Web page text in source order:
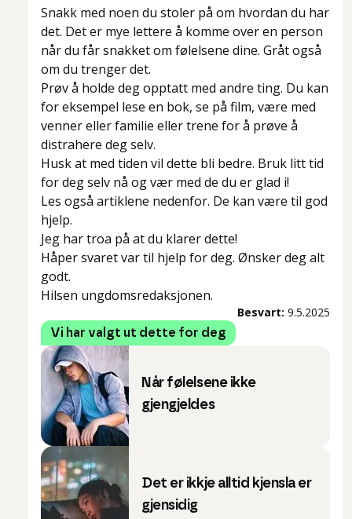
Snakk med noen du stoler på om hvordan du har
det. Det er mye lettere å komme over en person
når du får snakket om følelsene dine. Gråt også
om du trenger det.
Prøv å holde deg opptatt med andre ting. Du kan
for eksempel lese en bok, se på film, være med
venner eller familie eller trene for å prøve å
distrahere deg selv.
Husk at med tiden vil dette bli bedre. Bruk litt tid
for deg selv nå og vær med de du er glad i!
Les også artiklene nedenfor. De kan være til god
hjelp.
Jeg har troa på at du klarer dette!
Håper svaret var til hjelp for deg. Ønsker deg alt
godt.
Hilsen ungdomsredaksjonen.
Besvart: 9.5.2025
Vi har valgt ut dette for deg
Når følelsene ikke
gjengjeldes
Det er ikkje alltid kjensla er
gjensidig